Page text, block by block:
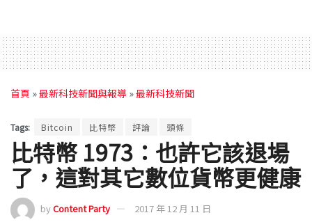
首頁 »最新科技新聞與報導 »最新科技新聞
Tags: Bitcoin 比特幣 評論 頭條
比特幣 1973：也許它該退場
了，這對其它數位貨幣更健康
byContent Party 2017 年 12 月 11 日